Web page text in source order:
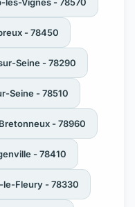
- 78450
Seine - 78290
Seine - 78510
- 78960
- 78410
le-Fleury - 78330